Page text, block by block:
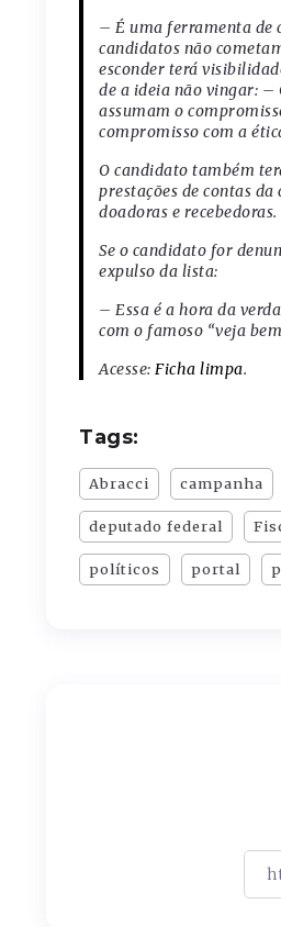
– É uma ferramenta de
candidatos não
esconder terá
de a ideia não vingar: –
assumam o
compromisso com a
O candidato também
prestações de contas da
doadoras e recebedoras.
Se o candidato for
expulso da lista:
– Essa é a hora da
com o famoso “veja
Acesse: Ficha limpa.
Tags:
Abracci campanha
deputado federal
políticos portal